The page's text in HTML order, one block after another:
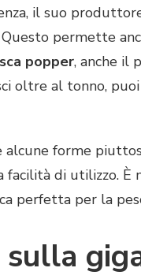
il suo
permette
popper, anche il
oltre al tonno,
alcune forme
facilità di utilizzo.
perfetta per la